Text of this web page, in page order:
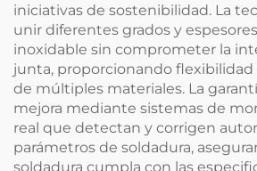
iniciativas de sostenibilidad. La
unir diferentes grados y
inoxidable sin comprometer la
junta, proporcionando flexibilidad
de múltiples materiales. La
mejora mediante sistemas de
real que detectan y corrigen
parámetros de soldadura,
soldadura cumpla con las